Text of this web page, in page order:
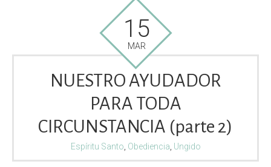
15
MAR
NUESTRO AYUDADOR
PARA TODA
CIRCUNSTANCIA (parte 2)
Espíritu Santo Obediencia Ungido